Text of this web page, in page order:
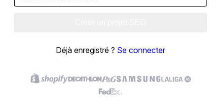
Déjà enregistré ? Se connecter